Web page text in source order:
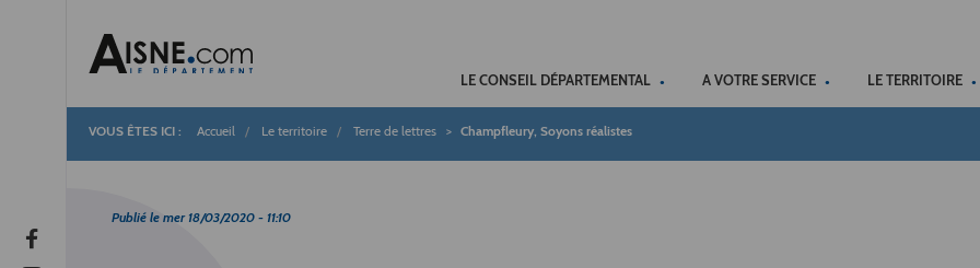
LE CONSEIL DÉPARTEMENTAL A VOTRE SERVICE LE TERRITOIRE
Fil
d'Ariane
Accueil Le territoire Terre de lettres Champfleury, Soyons réalistes
Publié le mer 18/03/2020 - 11:10